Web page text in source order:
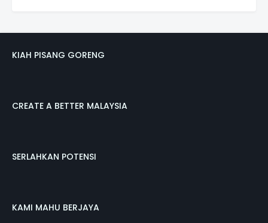
KIAH PISANG GORENG
CREATE A BETTER MALAYSIA
SERLAHKAN POTENSI
KAMI MAHU BERJAYA